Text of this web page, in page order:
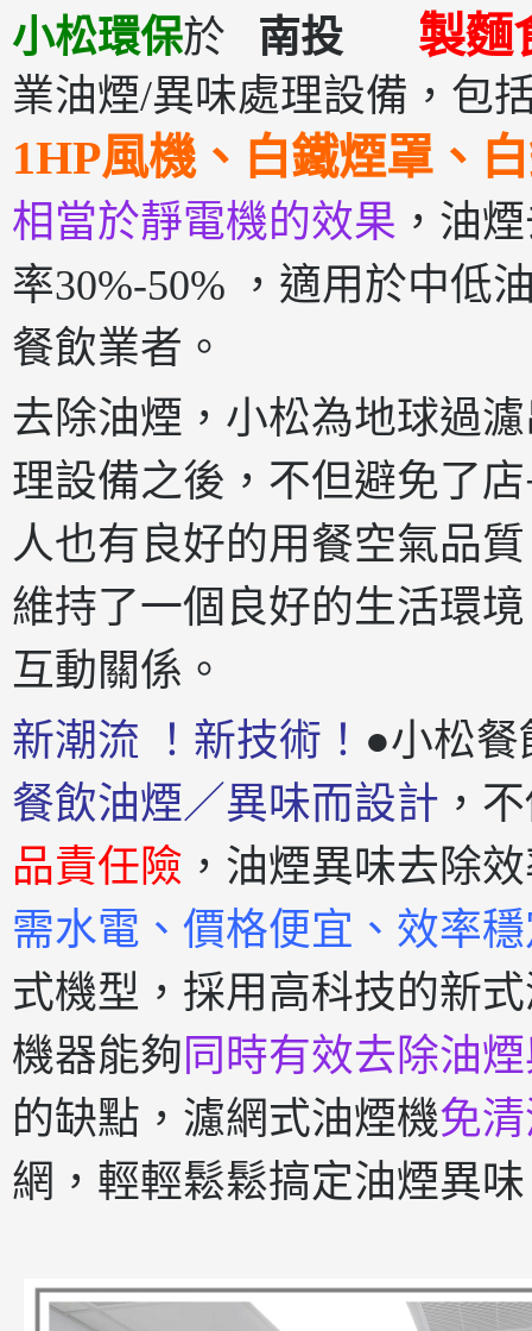
小松環保於 南投 製
業油煙/異味處理設備，
1HP風機、白鐵煙罩、
相當於靜電機的效果 ，油
率30%-50% ，適用於中低
餐飲業者。
去除油煙，小松為地球過
理設備之後，不但避免了
人也有良好的用餐空氣品
維持了一個良好的生活環
互動關係。
新潮流 ！新技術！ ●小松餐
餐飲油煙／異味而設計 ，
品責任險 ，油煙異味去除
需水電、價格便宜、效率
式機型，採用高科技的新
機器能夠同時有效去除油
的缺點，濾網式油煙機免
網，輕輕鬆鬆搞定油煙異